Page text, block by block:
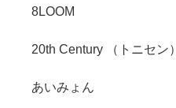
8LOOM
20th Century （トニセン）
あいみょん